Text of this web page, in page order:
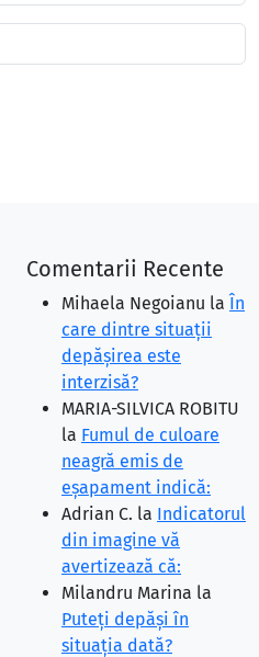
Comentarii Recente
Mihaela Negoianu la În
care dintre situaţii
depăşirea este
interzisă?
MARIA-SILVICA ROBITU
la Fumul de culoare
neagră emis de
eşapament indică:
Adrian C. la Indicatorul
din imagine vă
avertizează că:
Milandru Marina la
Puteţi depăşi în
situaţia dată?